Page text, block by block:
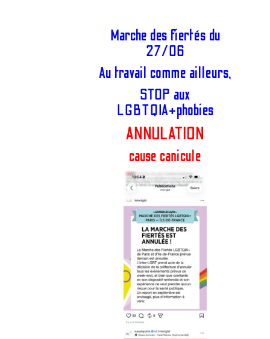
Marche des fiertés du
27/06
Au travail comme ailleurs,
STOP aux
LGBTQIA+phobies
ANNULATION
cause canicule